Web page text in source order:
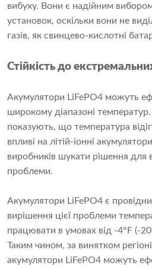
вибуху. Вони є надійним
установок, оскільки вони не
газів, як свинцево-кислотні
Стійкість до
Акумулятори LiFePO4 можуть
широкому діапазоні
показують, що температура
впливі на літій-іонні
виробників шукати рішення для
проблеми.
Акумулятори LiFePO4 є
вирішення цієї проблеми
працювати в умовах від -4°F (-
Таким чином, за винятком
акумулятори LiFePO4 можуть